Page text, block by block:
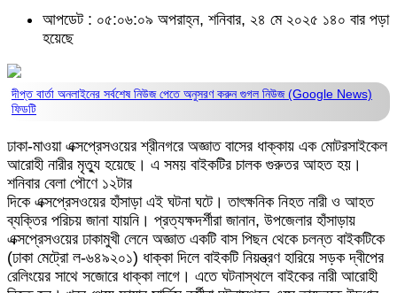
আপডেট : ০৫:০৬:০৯ অপরাহ্ন, শনিবার, ২৪ মে ২০২৫ ১৪০ বার পড়া
হয়েছে
দীপ্ত বার্তা অনলাইনের সর্বশেষ নিউজ পেতে অনুসরণ করুনগুগল নিউজ (Google News)
ফিডটি
ঢাকা-মাওয়া এক্সপ্রেসওয়ের শ্রীনগরে অজ্ঞাত বাসের ধাক্কায় এক মোটরসাইকেল
আরোহী নারীর মৃত্যু হয়েছে। এ সময় বাইকটির চালক গুরুতর আহত হয়।
শনিবার বেলা পৌণে ১২টার
দিকে এক্সপ্রেসওয়ের হাঁসাড়া এই ঘটনা ঘটে। তাৎক্ষনিক নিহত নারী ও আহত
ব্যক্তির পরিচয় জানা যায়নি। প্রত্যক্ষদর্শীরা জানান, উপজেলার হাঁসাড়ায়
এক্সপ্রেসওয়ের ঢাকামুখী লেনে অজ্ঞাত একটি বাস পিছন থেকে চলন্ত বাইকটিকে
(ঢাকা মেট্রো ল-৬৪৯২০১) ধাক্কা দিলে বাইকটি নিয়ন্ত্রণ হারিয়ে সড়ক দ্বীপের
রেলিংয়ের সাথে সজোরে ধাক্কা লাগে। এতে ঘটনাস্থলে বাইকের নারী আরোহী